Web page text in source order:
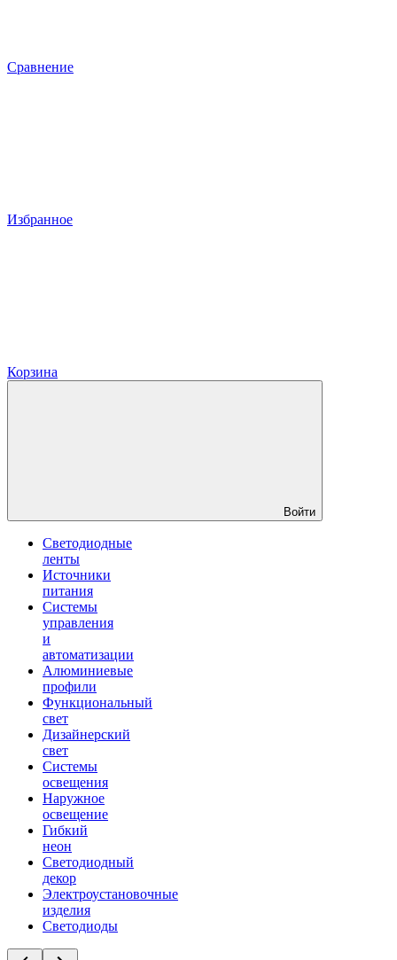
Сравнение
Избранное
Корзина
Войти
Светодиодные
ленты
Источники
питания
Системы
управления
и
автоматизации
Алюминиевые
профили
Функциональный
свет
Дизайнерский
свет
Системы
освещения
Наружное
освещение
Гибкий
неон
Светодиодный
декор
Электроустановочные
изделия
Светодиоды